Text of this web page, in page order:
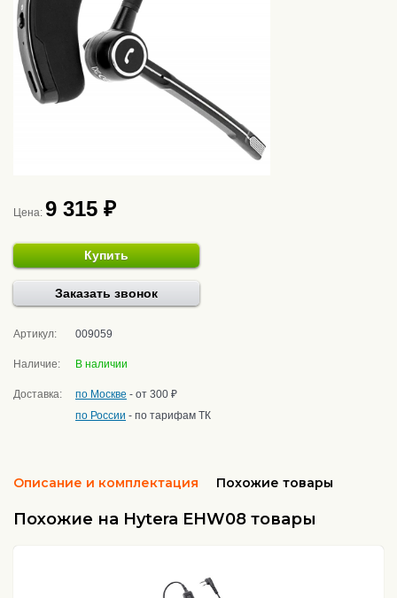
Цена: 9 315 ₽
Купить
Заказать звонок
Артикул: 009059
Наличие: В наличии
Доставка: по Москве - от 300 ₽
по России - по тарифам ТК
Описание и комплектация Похожие товары
Похожие на Hytera EHW08 товары